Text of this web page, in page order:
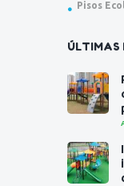
Pisos
ÚLTIMAS